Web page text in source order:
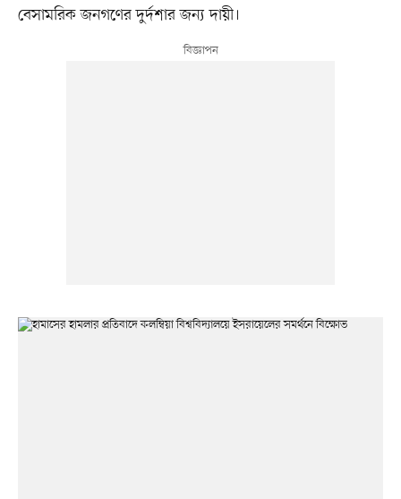
বেসামরিক জনগণের দুর্দশার জন্য দায়ী।